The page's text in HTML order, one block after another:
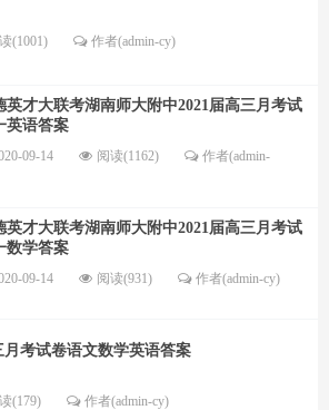
(1001) 作者(admin-cy)
英才大联考湖南师大附中2021届高三月考试
英语答案
09-14 阅读(1162)
作者(admin-
英才大联考湖南师大附中2021届高三月考试
数学答案
09-14 阅读(931) 作者(admin-cy)
月考试卷语文数学英语答案
(179) 作者(admin-cy)